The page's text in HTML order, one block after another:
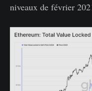
niveaux de février